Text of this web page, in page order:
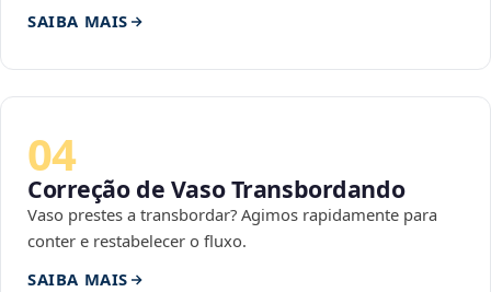
SAIBA MAIS
04
Correção de Vaso Transbordando
Vaso prestes a transbordar? Agimos rapidamente para
conter e restabelecer o fluxo.
SAIBA MAIS